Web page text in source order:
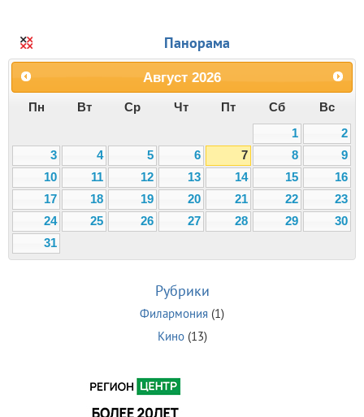
Панорама
Август 2026
Пн Вт Ср Чт Пт Сб
Вс
1
2
3
4 5 6 7 8
9
10
11 12 13 14 15
16
17
18 19 20 21 22
23
24
25 26 27 28 29
30
31
Рубрики
Филармония (1)
Кино(13)